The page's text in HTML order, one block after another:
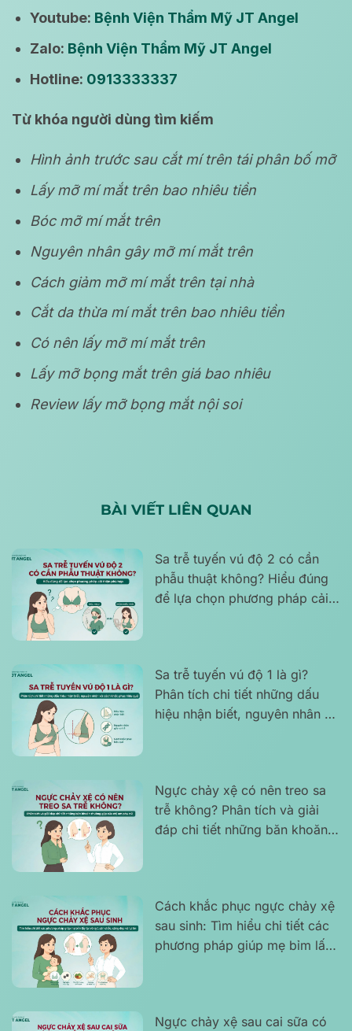
Youtube: Bệnh Viện Thẩm Mỹ JT Angel
Zalo: Bệnh Viện Thẩm Mỹ JT Angel
Hotline: 0913333337
Từ khóa người dùng tìm kiếm
Hình ảnh trước sau cắt mí trên tái phân bố mỡ
Lấy mỡ mí mắt trên bao nhiêu tiền
Bóc mỡ mí mắt trên
Nguyên nhân gây mỡ mí mắt trên
Cách giảm mỡ mí mắt trên tại nhà
Cắt da thừa mí mắt trên bao nhiêu tiền
Có nên lấy mỡ mí mắt trên
Lấy mỡ bọng mắt trên giá bao nhiêu
Review lấy mỡ bọng mắt nội soi
BÀI VIẾT LIÊN QUAN
Sa trễ tuyến vú độ 2 có cần
phẫu thuật không? Hiểu đúng
để lựa chọn phương pháp cải
Sa trễ tuyến vú độ 1 là gì?
Phân tích chi tiết những dấu
hiệu nhận biết, nguyên nhân và
Ngực chảy xệ có nên treo sa
trễ không? Phân tích và giải
đáp chi tiết những băn khoăn
Cách khắc phục ngực chảy xệ
sau sinh: Tìm hiểu chi tiết các
phương pháp giúp mẹ bỉm lấy
Ngực chảy xệ sau cai sữa có